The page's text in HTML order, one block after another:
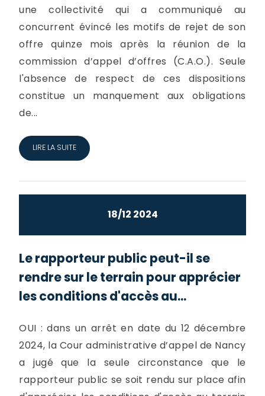
une collectivité qui a communiqué au
concurrent évincé les motifs de rejet de son
offre quinze mois après la réunion de la
commission d’appel d’offres (C.A.O.). Seule
l'absence de respect de ces dispositions
constitue un manquement aux obligations
de...
LIRE LA SUITE
18/12 2024
Le rapporteur public peut-il se
rendre sur le terrain pour apprécier
les conditions d'accès au...
OUI : dans un arrêt en date du 12 décembre
2024, la Cour administrative d’appel de Nancy
a jugé que la seule circonstance que le
rapporteur public se soit rendu sur place afin